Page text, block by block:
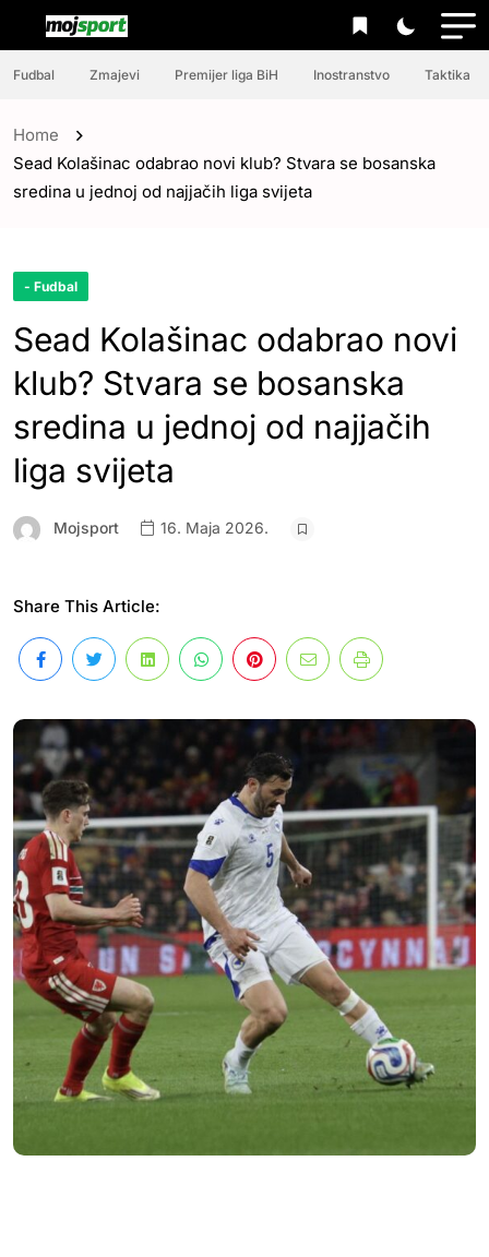
Fudbal Zmajevi Premijer liga BiH Inostranstvo Taktika
Home
Sead Kolašinac odabrao novi klub? Stvara se bosanska
sredina u jednoj od najjačih liga svijeta
- Fudbal
Sead Kolašinac odabrao novi
klub? Stvara se bosanska
sredina u jednoj od najjačih
liga svijeta
Mojsport 16. Maja 2026.
Share This Article: